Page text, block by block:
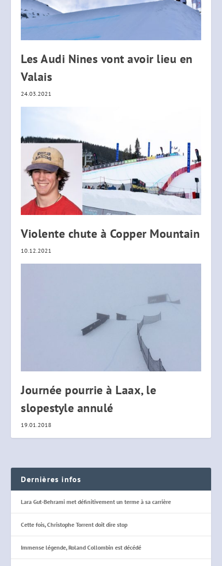
Les Audi Nines vont avoir lieu en
Valais
24.03.2021
Violente chute à Copper Mountain
10.12.2021
Journée pourrie à Laax, le
slopestyle annulé
19.01.2018
Dernières infos
Lara Gut-Behrami met définitivement un terme à sa carrière
Cette fois, Christophe Torrent doit dire stop
Immense légende, Roland Collombin est décédé